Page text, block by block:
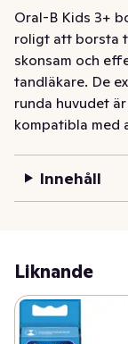
Oral-B Kids 3+
roligt att borsta
skonsam och
tandläkare. De
runda huvudet
kompatibla med
Oral-B Kids 3+
roligt att borsta
Innehåll
Liknande